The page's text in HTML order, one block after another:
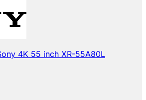
4K 55 inch XR-55A80L